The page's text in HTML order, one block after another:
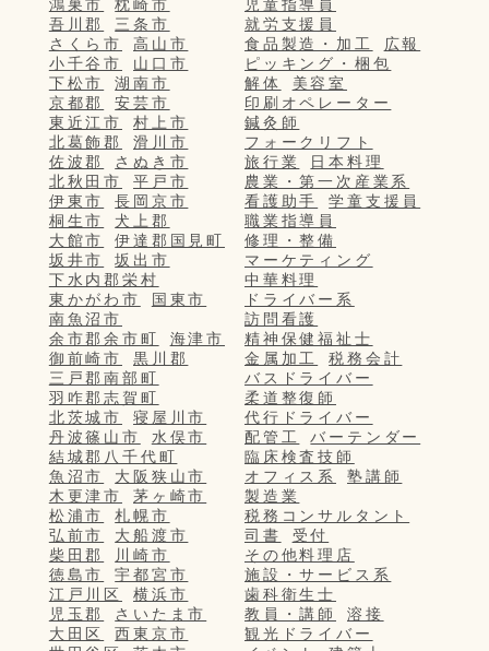
鴻巣市
枕崎市
吾川郡
三条市
さくら市
高山市
小千谷市
山口市
下松市
湖南市
京都郡
安芸市
東近江市
村上市
北葛飾郡
滑川市
佐波郡
さぬき市
北秋田市
平戸市
伊東市
長岡京市
桐生市
犬上郡
大館市
伊達郡国見町
坂井市
坂出市
下水内郡栄村
東かがわ市
国東市
南魚沼市
余市郡余市町
海津市
御前崎市
黒川郡
三戸郡南部町
羽咋郡志賀町
北茨城市
寝屋川市
丹波篠山市
水俣市
結城郡八千代町
魚沼市
大阪狭山市
木更津市
茅ヶ崎市
松浦市
札幌市
弘前市
大船渡市
柴田郡
川崎市
徳島市
宇都宮市
江戸川区
横浜市
児玉郡
さいたま市
大田区
西東京市
児童指導員
就労支援員
食品製造・加工
広報
ピッキング・梱包
解体
美容室
印刷オペレーター
鍼灸師
フォークリフト
旅行業
日本料理
農業・第一次産業系
看護助手
学童支援員
職業指導員
修理・整備
マーケティング
中華料理
ドライバー系
訪問看護
精神保健福祉士
金属加工
税務会計
バスドライバー
柔道整復師
代行ドライバー
配管工
バーテンダー
臨床検査技師
オフィス系
塾講師
製造業
税務コンサルタント
司書
受付
その他料理店
施設・サービス系
歯科衛生士
教員・講師
溶接
観光ドライバー